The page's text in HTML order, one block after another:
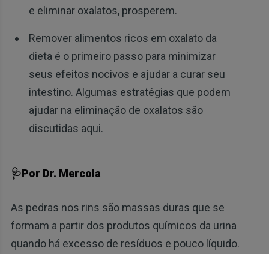
e eliminar oxalatos, prosperem.
Remover alimentos ricos em oxalato da
dieta é o primeiro passo para minimizar
seus efeitos nocivos e ajudar a curar seu
intestino. Algumas estratégias que podem
ajudar na eliminação de oxalatos são
discutidas aqui.
🩺Por Dr. Mercola
As pedras nos rins são massas duras que se
formam a partir dos produtos químicos da urina
quando há excesso de resíduos e pouco líquido.